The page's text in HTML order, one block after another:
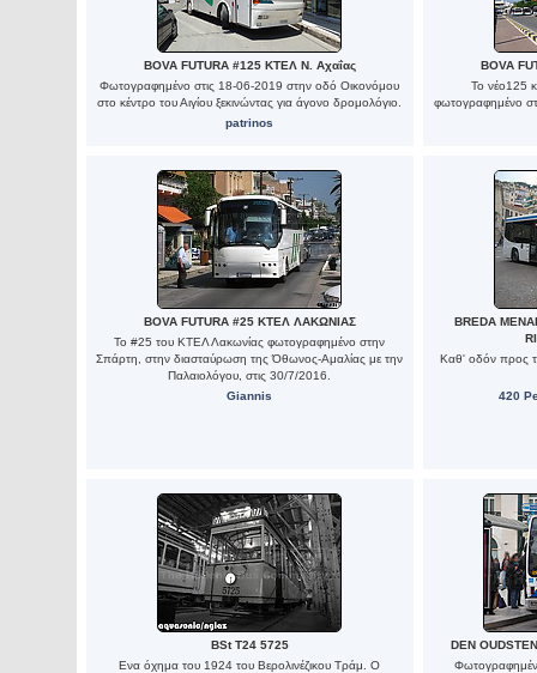
BOVA FUTURA #125 ΚΤΕΛ Ν. Αχαΐας
Φωτογραφημένο στις 18-06-2019 στην οδό Οικονόμου
στο κέντρο του Αιγίου ξεκινώντας για άγονο δρομολόγιο.
patrinos
BOVA
Το νέο125
φωτογραφημένο
BOVA FUTURA #25 ΚΤΕΛ ΛΑΚΩΝΙΑΣ
Το #25 του ΚΤΕΛ Λακωνίας φωτογραφημένο στην
Σπάρτη, στην διασταύρωση της Όθωνος-Αμαλίας με την
Παλαιολόγου, στις 30/7/2016.
Giannis
BREDA
Καθ' οδόν προς
420
BSt T24 5725
Ενα όχημα του 1924 του Βερολινέζικου Τράμ. Ο
DEN